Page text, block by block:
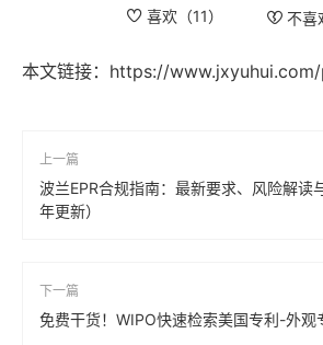
喜欢（11） 不喜
本文链接： https://www.jxyuhui.com/
上一篇
波兰EPR合规指南：最新要求、风险解读
年更新）
下一篇
免费干货！WIPO快速检索美国专利-外观